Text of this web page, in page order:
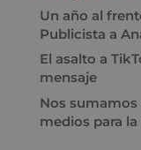
Un año al
Publicista a
El asalto a
mensaje
Nos
medios para